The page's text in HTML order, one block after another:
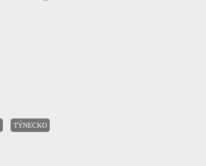
TÝNECKO